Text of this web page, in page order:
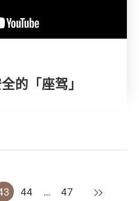
的「座驾」
44 … 47 下一页